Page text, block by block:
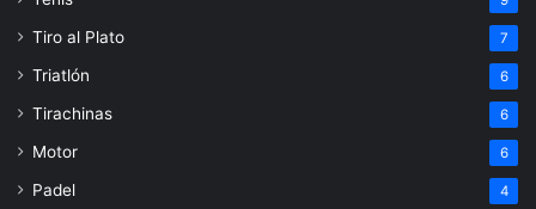
Tiro al Plato 7
Triatlón 6
Tirachinas 6
Motor 6
Padel 4